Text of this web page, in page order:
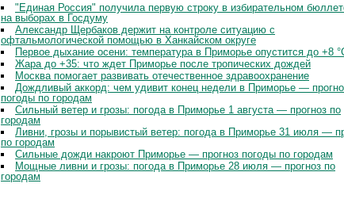
"Единая Россия" получила первую строку в избирательном
на выборах в Госдуму
Александр Щербаков держит на контроле ситуацию с
офтальмологической помощью в Ханкайском округе
Первое дыхание осени: температура в Приморье опустится до +8
Жара до +35: что ждет Приморье после тропических дождей
Москва помогает развивать отечественное здравоохранение
Дождливый аккорд: чем удивит конец недели в Приморье —
погоды по городам
Сильный ветер и грозы: погода в Приморье 1 августа — прогноз по
городам
Ливни, грозы и порывистый ветер: погода в Приморье 31 июля —
по городам
Сильные дожди накроют Приморье — прогноз погоды по городам
Мощные ливни и грозы: погода в Приморье 28 июля — прогноз по
городам